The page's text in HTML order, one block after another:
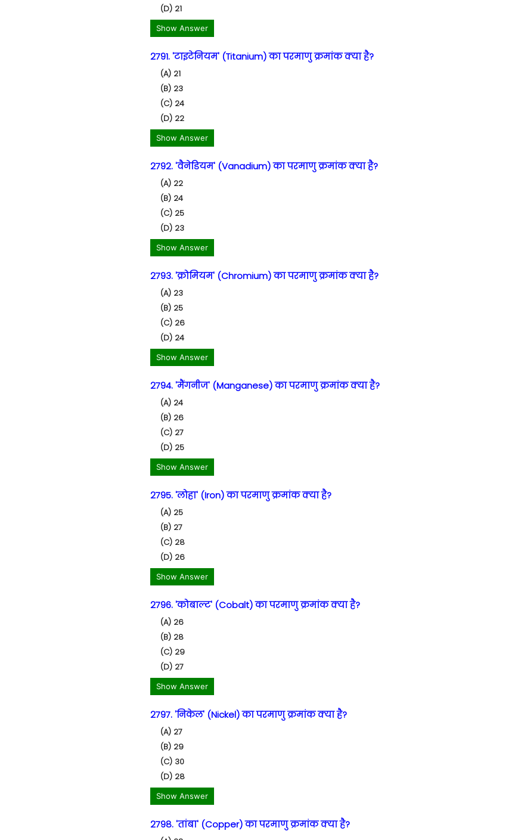
(D) 21
Show Answer
2791. 'टाइटेनियम' (Titanium) का परमाणु क्रमांक क्या है?
(A) 21
(B) 23
(C) 24
(D) 22
Show Answer
2792. 'वैनेडियम' (Vanadium) का परमाणु क्रमांक क्या है?
(A) 22
(B) 24
(C) 25
(D) 23
Show Answer
2793. 'क्रोमियम' (Chromium) का परमाणु क्रमांक क्या है?
(A) 23
(B) 25
(C) 26
(D) 24
Show Answer
2794. 'मैंगनीज' (Manganese) का परमाणु क्रमांक क्या है?
(A) 24
(B) 26
(C) 27
(D) 25
Show Answer
2795. 'लोहा' (Iron) का परमाणु क्रमांक क्या है?
(A) 25
(B) 27
(C) 28
(D) 26
Show Answer
2796. 'कोबाल्ट' (Cobalt) का परमाणु क्रमांक क्या है?
(A) 26
(B) 28
(C) 29
(D) 27
Show Answer
2797. 'निकेल' (Nickel) का परमाणु क्रमांक क्या है?
(A) 27
(B) 29
(C) 30
(D) 28
Show Answer
2798. 'तांबा' (Copper) का परमाणु क्रमांक क्या है?